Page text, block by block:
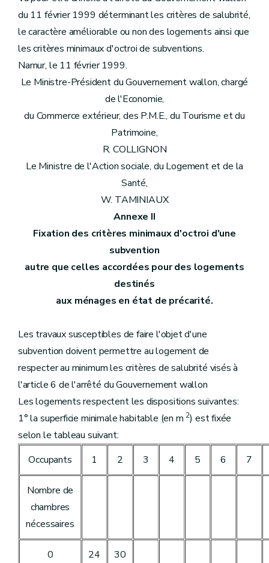
du 11 février 1999 déterminant les critères de salubrité,
le caractère améliorable ou non des logements ainsi que
les critères minimaux d'octroi de subventions.
Namur, le 11 février 1999.
Le Ministre-Président du Gouvernement wallon, chargé
de l'Economie,
du Commerce extérieur, des P.M.E., du Tourisme et du
Patrimoine,
R. COLLIGNON
Le Ministre de l'Action sociale, du Logement et de la
Santé,
W. TAMINIAUX
Annexe II
Fixation des critères minimaux d'octroi d'une
subvention
autre que celles accordées pour des logements
destinés
aux ménages en état de précarité.
Les travaux susceptibles de faire l'objet d'une
subvention doivent permettre au logement de
respecter au minimum les critères de salubrité visés à
l'article 6 de l'arrêté du Gouvernement wallon
Les logements respectent les dispositions suivantes:
1° la superficie minimale habitable (en m 2) est fixée
selon le tableau suivant:
Occupants
1 2 3 4 5 6 7
Nombre de
chambres
nécessaires
0 24 30